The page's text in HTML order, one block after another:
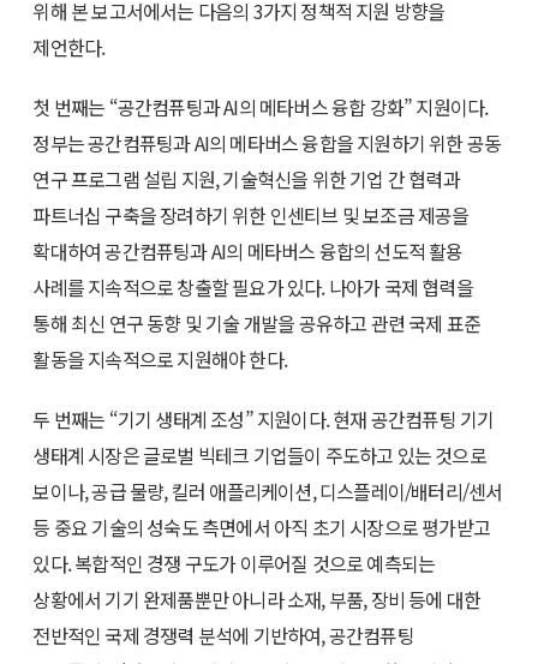
위해 본 보고서에서는 다음의 3가지 정책적 지원 방향을
제언한다.
첫 번째는 “공간컴퓨팅과 AI의 메타버스 융합 강화” 지원이다.
정부는 공간컴퓨팅과 AI의 메타버스 융합을 지원하기 위한 공동
연구 프로그램 설립 지원, 기술혁신을 위한 기업 간 협력과
파트너십 구축을 장려하기 위한 인센티브 및 보조금 제공을
확대하여 공간컴퓨팅과 AI의 메타버스 융합의 선도적 활용
사례를 지속적으로 창출할 필요가 있다. 나아가 국제 협력을
통해 최신 연구 동향 및 기술 개발을 공유하고 관련 국제 표준
활동을 지속적으로 지원해야 한다.
두 번째는 “기기 생태계 조성” 지원이다. 현재 공간컴퓨팅 기기
생태계 시장은 글로벌 빅테크 기업들이 주도하고 있는 것으로
보이나, 공급 물량, 킬러 애플리케이션, 디스플레이/배터리/센서
등 중요 기술의 성숙도 측면에서 아직 초기 시장으로 평가받고
있다. 복합적인 경쟁 구도가 이루어질 것으로 예측되는
상황에서 기기 완제품뿐만 아니라 소재, 부품, 장비 등에 대한
전반적인 국제 경쟁력 분석에 기반하여, 공간컴퓨팅